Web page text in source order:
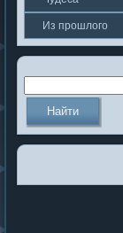
Из прошлοгο